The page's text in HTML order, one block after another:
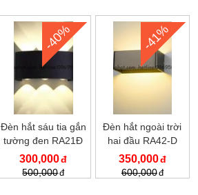
-40%
Đèn hắt sáu tia gắn
tường đen RA21Đ
300,000
500,000
-41%
Đèn hắt ngoài trời
hai đầu RA42-D
350,000
600,000